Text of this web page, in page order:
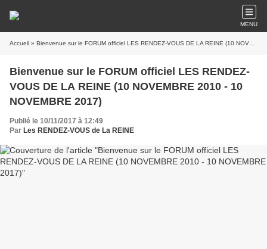
MENU
Accueil » Bienvenue sur le FORUM officiel LES RENDEZ-VOUS DE LA REINE (10 NOVEMBRE 2010 - 10 NOVEMBRE 2017)
Bienvenue sur le FORUM officiel LES RENDEZ-
VOUS DE LA REINE (10 NOVEMBRE 2010 - 10
NOVEMBRE 2017)
Publié le 10/11/2017 à 12:49
Par Les RENDEZ-VOUS de La REINE